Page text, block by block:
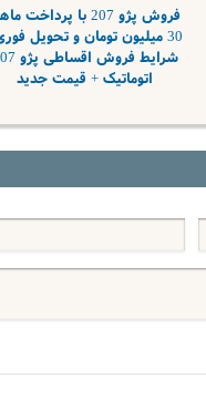
فروش پژو 207 با پرداخت
30 میلیون تومان و تحویل
شرایط فروش
اتوماتیک + قیمت جدید